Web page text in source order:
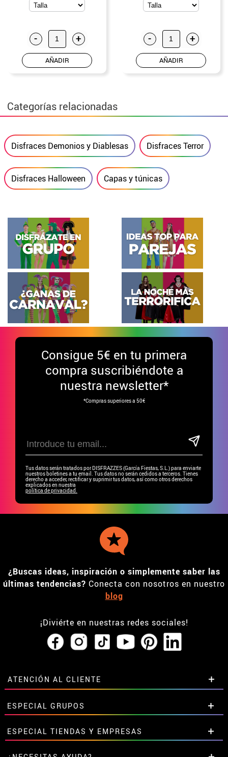
- +
AÑADIR
- +
AÑADIR
Categorías relacionadas
Disfraces Demonios y Diablesas Disfraces Terror
Disfraces Halloween Capas y túnicas
Consigue 5€ en tu primera
compra suscribiéndote a
nuestra newsletter*
*Compras superiores a 50€
Tus datos serán tratados por DISFRAZZES (García Fiestas, S.L.) para enviarte
nuestros boletines a tu email. Tus datos no serán cedidos a terceros. Tienes
derecho a acceder, rectificar y suprimir tus datos, así como otros derechos
explicados en nuestra
política de privacidad.
¿Buscas ideas, inspiración o simplemente saber las
últimas tendencias? Conecta con nosotros en nuestro
blog
¡Diviérte en nuestras redes sociales!
ATENCIÓN AL CLIENTE
• Horario tienda IBI
•Descuento estudiantes
• Sobre nosotros
• Condiciones de venta
• Aviso legal yPrivacidad
ESPECIAL GRUPOS
Descuentos especiales para grupos.
Contáctanos aquí
ESPECIAL TIENDAS Y EMPRESAS